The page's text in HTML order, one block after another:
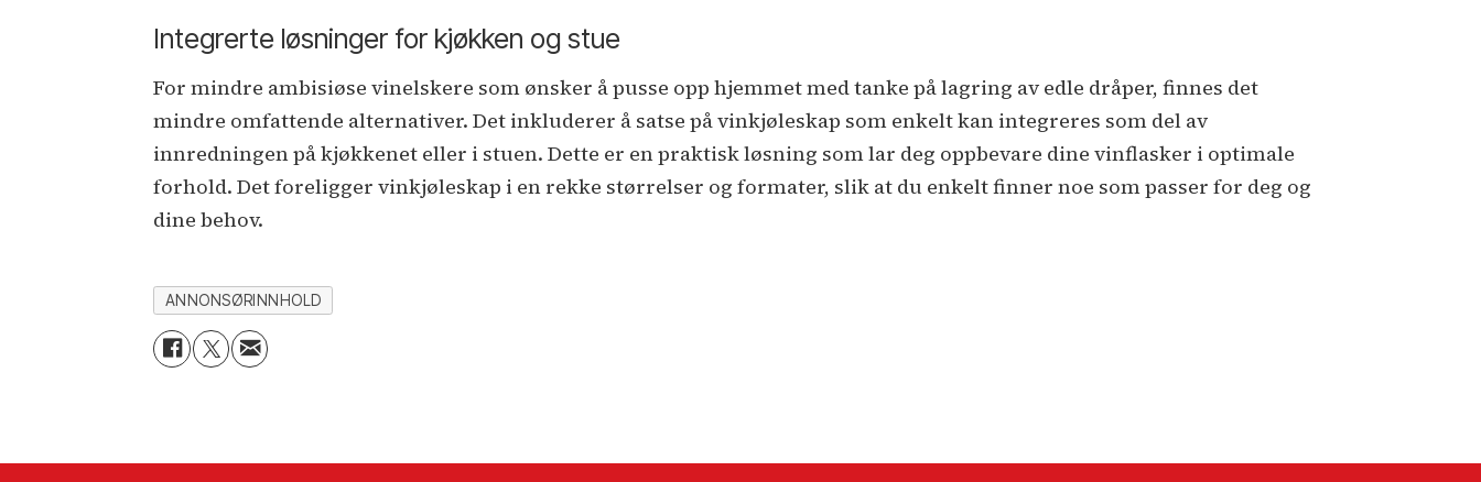
Integrerte løsninger for kjøkken og stue
For mindre ambisiøse vinelskere som ønsker å pusse opp hjemmet med tanke på lagring av edle dråper, finnes det
mindre omfattende alternativer. Det inkluderer å satse på vinkjøleskap som enkelt kan integreres som del av
innredningen på kjøkkenet eller i stuen. Dette er en praktisk løsning som lar deg oppbevare dine vinflasker i optimale
forhold. Det foreligger vinkjøleskap i en rekke størrelser og formater, slik at du enkelt finner noe som passer for deg og
dine behov.
ANNONSØRINNHOLD